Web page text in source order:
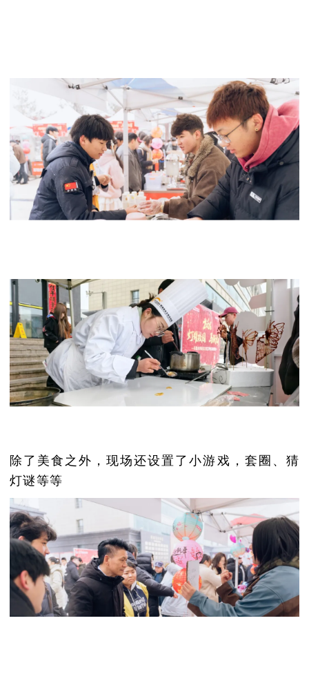
除了美食之外，现场还设置了小游戏，套圈、猜
灯谜等等